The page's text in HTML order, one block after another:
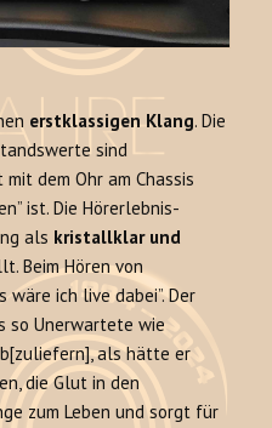
erstklassigen Klang. Die
sind
dem Ohr am Chassis
ist. Die Hörerlebnis-
als kristallklar und
Beim Hören von
ich live dabei”. Der
so Unerwartete wie
als hätte er
die Glut in den
zum Leben und sorgt für